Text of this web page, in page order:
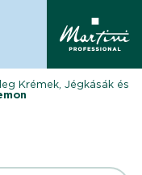
Krémek, Jégkásák és